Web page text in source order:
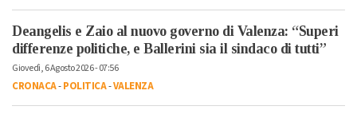
Deangelis e Zaio al nuovo governo di Valenza: “Superi
differenze politiche, e Ballerini sia il sindaco di tutti”
Giovedì, 6 Agosto 2026 - 07:56
CRONACA-POLITICA-VALENZA